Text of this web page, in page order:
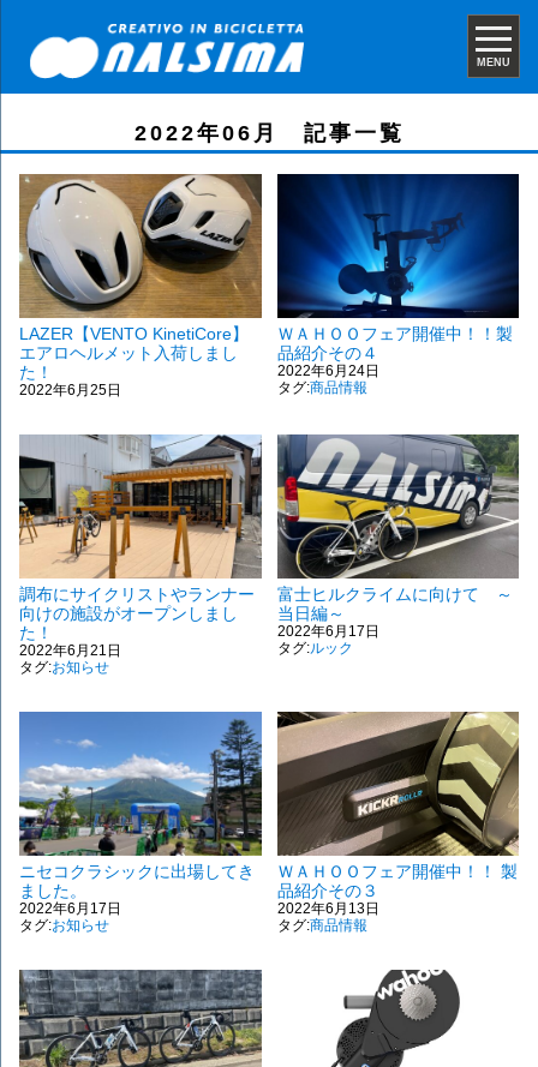
MENU
2022年06月 記事一覧
LAZER【VENTO KinetiCore】
エアロヘルメット入荷しまし
た！
2022年6月25日
ＷＡＨＯＯフェア開催中！！製
品紹介その４
2022年6月24日
タグ:商品情報
調布にサイクリストやランナー
向けの施設がオープンしまし
た！
2022年6月21日
タグ:お知らせ
富士ヒルクライムに向けて ～
当日編～
2022年6月17日
タグ:ルック
ニセコクラシックに出場してき
ました。
2022年6月17日
タグ:お知らせ
ＷＡＨＯＯフェア開催中！！ 製
品紹介その３
2022年6月13日
タグ:商品情報